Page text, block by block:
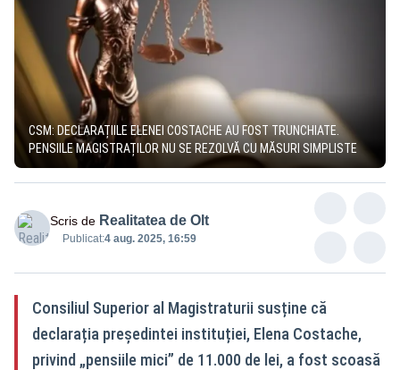
CSM: DECLARAȚIILE ELENEI COSTACHE AU FOST TRUNCHIATE.
PENSIILE MAGISTRAȚILOR NU SE REZOLVĂ CU MĂSURI SIMPLISTE
Scris de Realitatea de Olt
Publicat:4 aug. 2025, 16:59
Consiliul Superior al Magistraturii susține că
declarația președintei instituției, Elena Costache,
privind „pensiile mici” de 11.000 de lei, a fost scoasă